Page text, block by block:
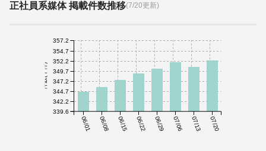
正社員系媒体 掲載件数推移(7/20更新)
06/01 06/08 06/15 06/22 06/29 07/06 07/13 07/20
件数(千件)
339.6
342.2
344.7
347.2
349.7
352.2
354.7
357.2